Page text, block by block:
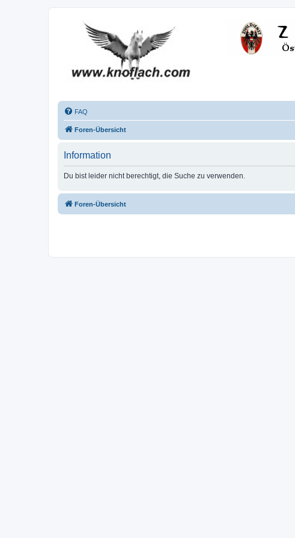
FAQ
Foren-Übersicht
Information
Du bist leider nicht berechtigt, die Suche zu verwenden.
Foren-Übersicht